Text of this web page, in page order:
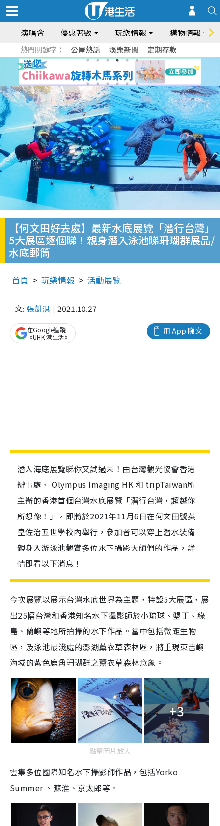
演唱會 優惠著數 玩樂情報 購物情報
熱門關鍵字： 公屋熱話 娛樂新聞 定期存款
【何文田好去處】最新水底展覽「潛行台灣」
5大展區逐個睇！親身潛入泳池睇珊瑚群展品/
水底郵筒
首頁 玩樂情報 活動展覽
文: 張凱淇 2021.10.27
用 App 睇文
在Google追蹤
《UHK 港生活》
潛入海底展覽睇你又試過未！由台灣觀光協會香港
辦事處、 Olympus Imaging HK 和 tripTaiwan所
主辦的香港首個台灣水底展覽「潛行台灣，超越你
所想像！」，即將於2021年11月6日在何文田號英
皇佐治五世學校內舉行，參加者可以穿上潛水裝備
親身入游泳池觀賞多位水下攝影大師們的作品，詳
情即看以下消息！
今次展覽以展示台灣水底世界為主題，特設5大展區，展
出25幅台灣和香港知名水下攝影師於小琉球、墾丁、綠
島、蘭嶼等地所拍攝的水下作品。當中包括微距生物
區，及泳池最淺處的澎湖薰衣草森林區，將重現東吉嶼
海域的紫色鹿角珊瑚群之薰衣草森林意象。
+3
點擊圖片放大
雲集多位國際知名水下攝影師作品，包括Yorko
Summer 、蘇淮、京太郎等。